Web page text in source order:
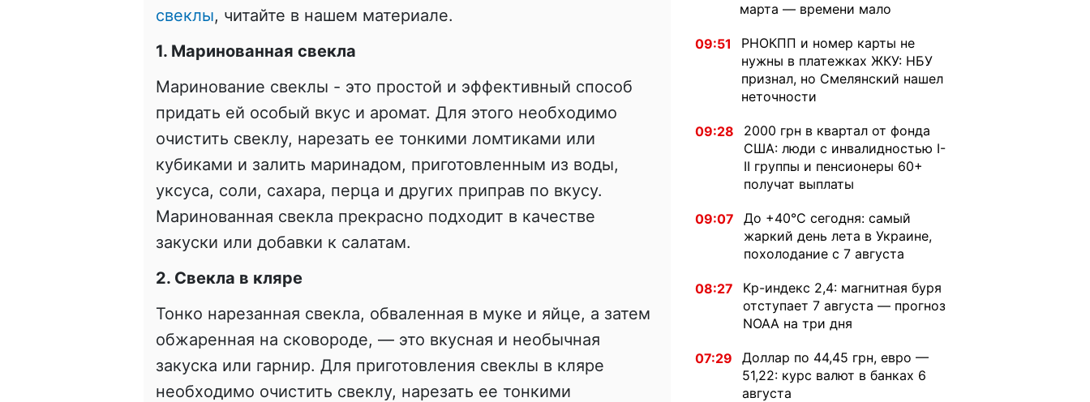
свеклы, читайте в нашем материале.
1. Маринованная свекла
Маринование свеклы - это простой и эффективный способ
придать ей особый вкус и аромат. Для этого необходимо
очистить свеклу, нарезать ее тонкими ломтиками или
кубиками и залить маринадом, приготовленным из воды,
уксуса, соли, сахара, перца и других приправ по вкусу.
Маринованная свекла прекрасно подходит в качестве
закуски или добавки к салатам.
2. Свекла в кляре
Тонко нарезанная свекла, обваленная в муке и яйце, а затем
обжаренная на сковороде, — это вкусная и необычная
закуска или гарнир. Для приготовления свеклы в кляре
необходимо очистить свеклу, нарезать ее тонкими
марта — времени мало
09:51
РНОКПП и номер карты не
нужны в платежках ЖКУ: НБУ
признал, но Смелянский нашел
неточности
09:28
2000 грн в квартал от фонда
США: люди с инвалидностью I-
II группы и пенсионеры 60+
получат выплаты
09:07
До +40°С сегодня: самый
жаркий день лета в Украине,
похолодание с 7 августа
08:27
Kp-индекс 2,4: магнитная буря
отступает 7 августа — прогноз
NOAA на три дня
07:29
Доллар по 44,45 грн, евро —
51,22: курс валют в банках 6
августа